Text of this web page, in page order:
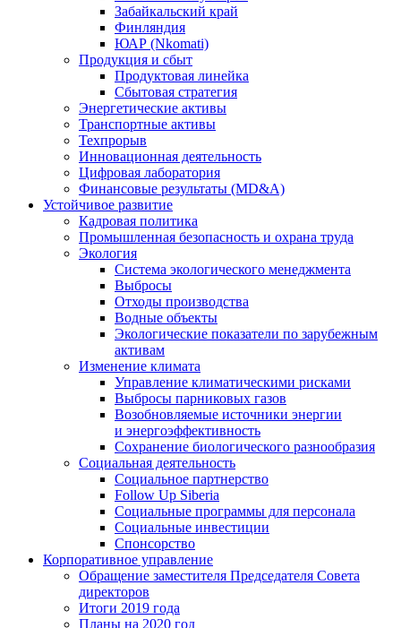
Забайкальский край
Финляндия
ЮАР (Nkomati)
Продукция и сбыт
Продуктовая линейка
Сбытовая стратегия
Энергетические активы
Транспортные активы
Техпрорыв
Инновационная деятельность
Цифровая лаборатория
Финансовые результаты (MD&A)
Устойчивое развитие
Кадровая политика
Промышленная безопасность и охрана труда
Экология
Система экологического менеджмента
Выбросы
Отходы производства
Водные объекты
Экологические показатели по зарубежным
активам
Изменение климата
Управление климатическими рисками
Выбросы парниковых газов
Возобновляемые источники энергии
и энергоэффективность
Сохранение биологического разнообразия
Социальная деятельность
Социальное партнерство
Follow Up Siberia
Социальные программы для персонала
Социальные инвестиции
Спонсорство
Корпоративное управление
Обращение заместителя Председателя Совета
директоров
Итоги 2019 года
Планы на 2020 год